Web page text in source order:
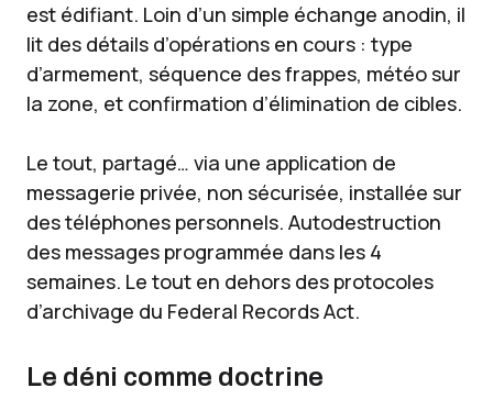
est édifiant. Loin d’un simple échange anodin, il
lit des détails d’opérations en cours : type
d’armement, séquence des frappes, météo sur
la zone, et confirmation d’élimination de cibles.
Le tout, partagé… via une application de
messagerie privée, non sécurisée, installée sur
des téléphones personnels. Autodestruction
des messages programmée dans les 4
semaines. Le tout en dehors des protocoles
d’archivage du Federal Records Act.
Le déni comme doctrine